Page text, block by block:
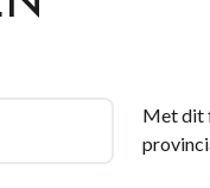
Met dit